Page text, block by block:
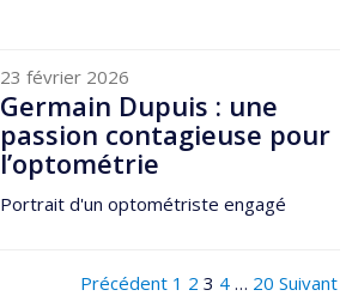
23 février 2026
Germain Dupuis : une
passion contagieuse pour
l’optométrie
Portrait d'un optométriste engagé
Précédent 1 2 3 4 … 20 Suivant